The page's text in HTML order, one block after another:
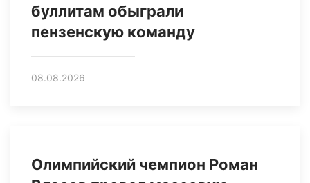
буллитам обыграли
пензенскую команду
08.08.2026
Олимпийский чемпион Роман